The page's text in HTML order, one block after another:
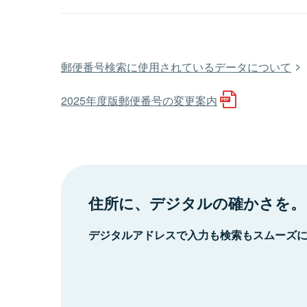
郵便番号検索に使用されているデータについて
2025年度版郵便番号の変更案内
住所に、デジタルの確かさを。
デジタルアドレスで入力も検索もスムーズ